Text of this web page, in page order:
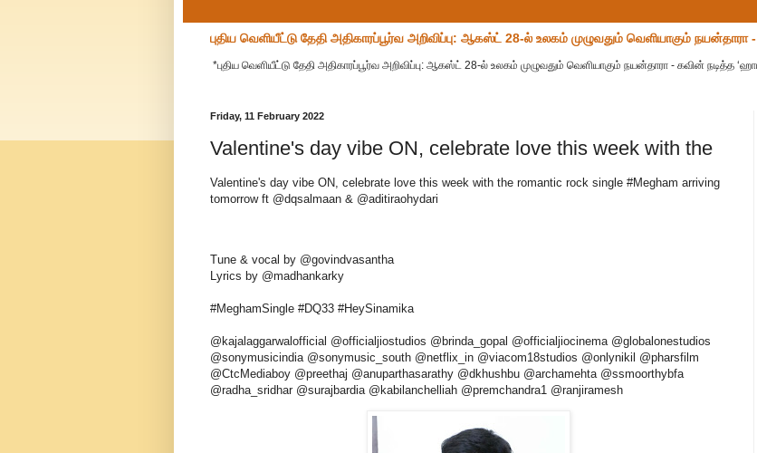
புதிய வெளியீட்டு தேதி அதிகாரப்பூர்வ அறிவிப்பு: ஆகஸ்ட் 28-ல் உலகம் முழுவதும் வெளியாகும்
*புதிய வெளியீட்டு தேதி அதிகாரப்பூர்வ அறிவிப்பு: ஆகஸ்ட் 28-ல் உலகம் முழுவதும் வெளியாகும் நயன்தாரா - கவின் நடித்த
Friday, 11 February 2022
Valentine's day vibe ON, celebrate love this week with the
Valentine's day vibe ON, celebrate love this week with the romantic rock single #Megham arriving
tomorrow ft @dqsalmaan & @aditiraohydari
Tune & vocal by @govindvasantha
Lyrics by @madhankarky
#MeghamSingle #DQ33 #HeySinamika
@kajalaggarwalofficial @officialjiostudios @brinda_gopal @officialjiocinema @globalonestudios
@sonymusicindia @sonymusic_south @netflix_in @viacom18studios @onlynikil @pharsfilm
@CtcMediaboy @preethaj @anuparthasarathy @dkhushbu @archamehta @ssmoorthybfa
@radha_sridhar @surajbardia @kabilanchelliah @premchandra1 @ranjiramesh